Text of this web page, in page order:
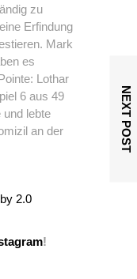
zu
Erfindung
Mark
es
Lothar
6 aus 49
und lebte
an der
2.0
!
NEXT POST